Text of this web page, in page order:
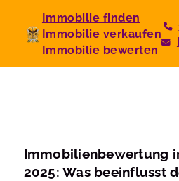
Immobilie finden
Immobilie verkaufen
Immobilie bewerten
Immobilienbewertung
2025: Was beeinflusst